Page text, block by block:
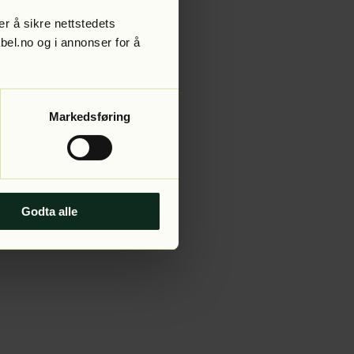
å sikre nettstedets
og i annonser for å
Markedsføring
Godta alle